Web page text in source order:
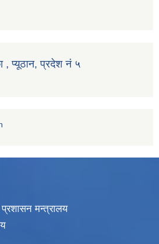
, प्यूठान, प्रदेश नं ५
प्रशासन मन्त्रालय